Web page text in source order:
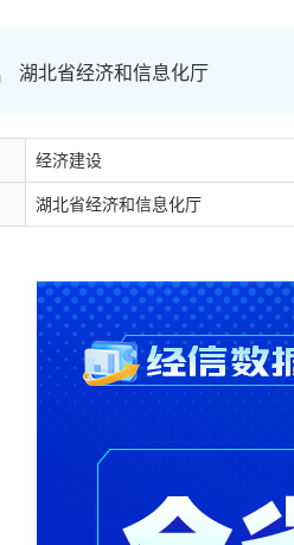
湖北省经济和信息化厅
经济建设
湖北省经济和信息化厅